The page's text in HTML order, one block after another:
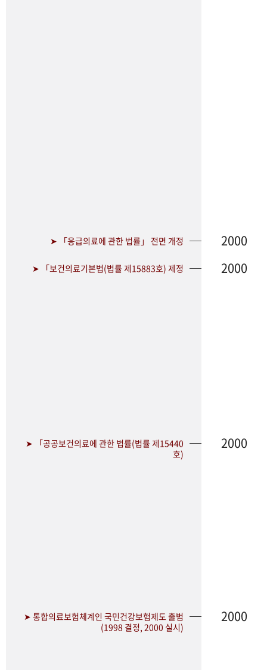
➤ 「응급의료에 관한 법률」 전면 개정 2000
➤ 「보건의료기본법(법률 제15883호) 제정 2000
➤ 「공공보건의료에 관한 법률(법률 제15440
호)
2000
➤ 통합의료보험체계인 국민건강보험제도 출범
(1998 결정, 2000 실시)
2000